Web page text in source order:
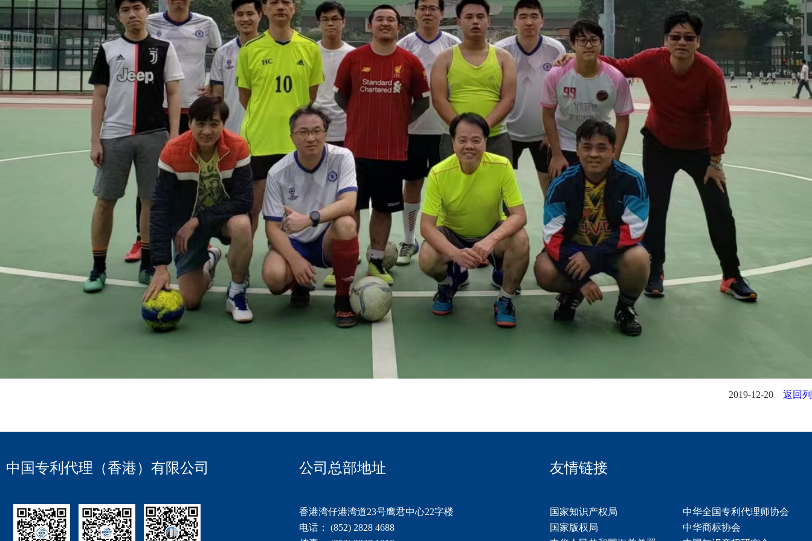
2019-12-20 返回
中国专利代理（香港）有限公司 公司总部地址
香港湾仔港湾道23号鹰君中心22字楼
电话： (852) 2828 4688
友情链接
国家知识产权局
中华全国专利代理师协会
国家版权局
中华商标协会